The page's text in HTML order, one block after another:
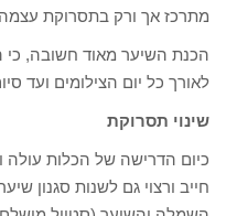
מתרכז אך ורק בתסרוקת
הכנת השיער מאוד חשובה,
לאורך כל יום הצילומים ועד
שינוי תסרוקת
חייב ורצוי גם לשנות סגנון